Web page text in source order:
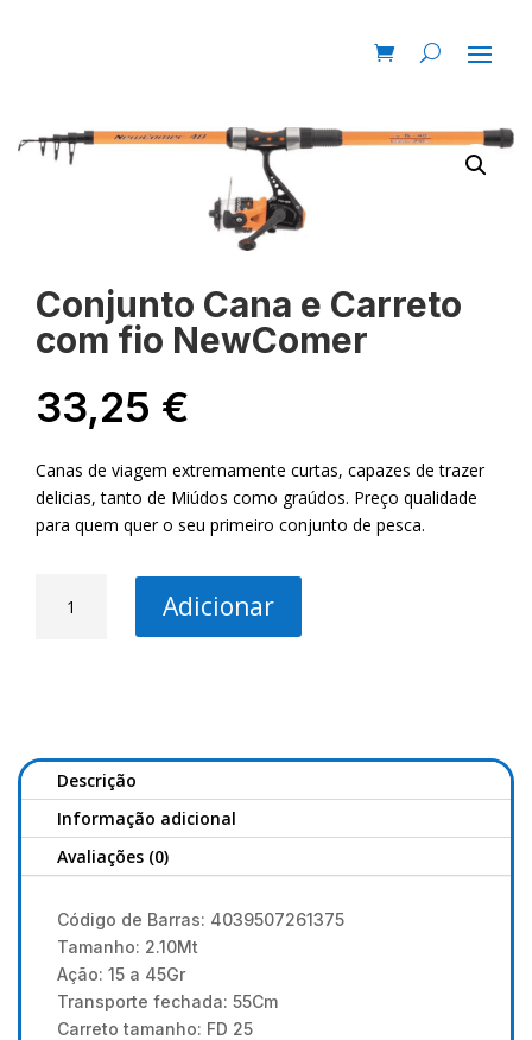
Conjunto Cana e Carreto
com fio NewComer
33,25 €
Canas de viagem extremamente curtas, capazes de trazer
delicias, tanto de Miúdos como graúdos. Preço qualidade
para quem quer o seu primeiro conjunto de pesca.
NewComer
Adicionar
Descrição
Informação adicional
Avaliações (0)
Código de Barras: 4039507261375
Tamanho: 2.10Mt
Ação: 15 a 45Gr
Transporte fechada: 55Cm
Carreto tamanho: FD 25